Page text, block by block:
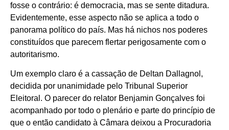
fosse o contrário: é democracia, mas se sente ditadura.
Evidentemente, esse aspecto não se aplica a todo o
panorama político do país. Mas há nichos nos poderes
constituídos que parecem flertar perigosamente com o
autoritarismo.
Um exemplo claro é a cassação de Deltan Dallagnol,
decidida por unanimidade pelo Tribunal Superior
Eleitoral. O parecer do relator Benjamin Gonçalves foi
acompanhado por todo o plenário e parte do princípio de
que o então candidato à Câmara deixou a Procuradoria